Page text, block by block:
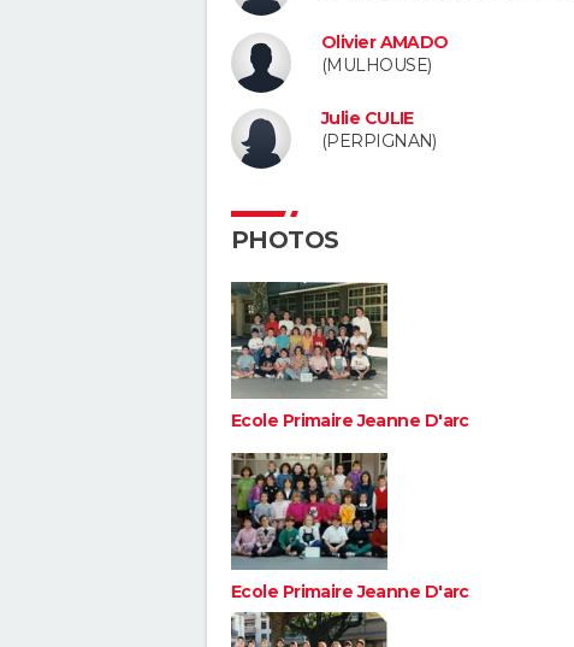
Olivier AMADO
(MULHOUSE)
Julie CULIE
(PERPIGNAN)
PHOTOS
Ecole Primaire Jeanne D'arc
Ecole Primaire Jeanne D'arc